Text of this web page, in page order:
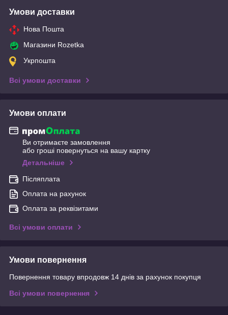
Умови доставки
Нова Пошта
Магазини Rozetka
Укрпошта
Всі умови доставки
Умови оплати
Ви отримаєте замовлення
або гроші повернуться на вашу картку
Детальніше
Післяплата
Оплата на рахунок
Оплата за реквізитами
Всі умови оплати
Умови повернення
Повернення товару впродовж 14 днів за рахунок покупця
Всі умови повернення